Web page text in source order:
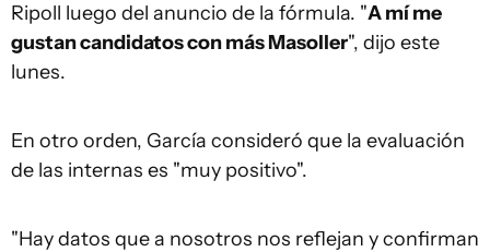
Ripoll luego del anuncio de la fórmula. "A mí me
gustan candidatos con más Masoller", dijo este
lunes.
En otro orden, García consideró que la evaluación
de las internas es "muy positivo".
"Hay datos que a nosotros nos reflejan y confirman